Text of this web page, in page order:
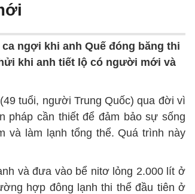
ngợi khi anh Quế đóng băng thi
khi anh tiết lộ có người mới và
tuổi, người Trung Quốc) qua đời vì
pháp cần thiết để đảm bảo sự sống
và làm lạnh tổng thể. Quá trình này
và đưa vào bể nitơ lỏng 2.000 lít ở
hợp đông lạnh thi thể đầu tiên ở